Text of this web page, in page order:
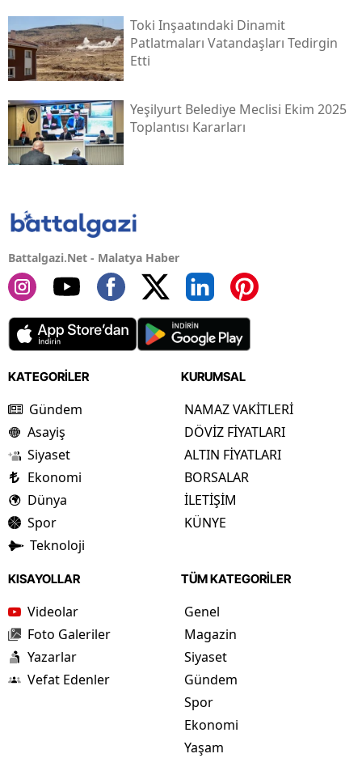
Toki̇ Inşaatındaki Dinamit
Patlatmaları Vatandaşları Tedirgin
Etti
Yeşilyurt Belediye Meclisi Ekim 2025
Toplantısı Kararları
Battalgazi.Net - Malatya Haber
KATEGORİLER
Gündem
Asayiş
Siyaset
Ekonomi
Dünya
Spor
Teknoloji
KURUMSAL
NAMAZ VAKİTLERİ
DÖVİZ FİYATLARI
ALTIN FİYATLARI
BORSALAR
İLETİŞİM
KÜNYE
KISAYOLLAR
Videolar
Foto Galeriler
Yazarlar
Vefat Edenler
TÜM KATEGORİLER
Genel
Magazin
Siyaset
Gündem
Spor
Ekonomi
Yaşam